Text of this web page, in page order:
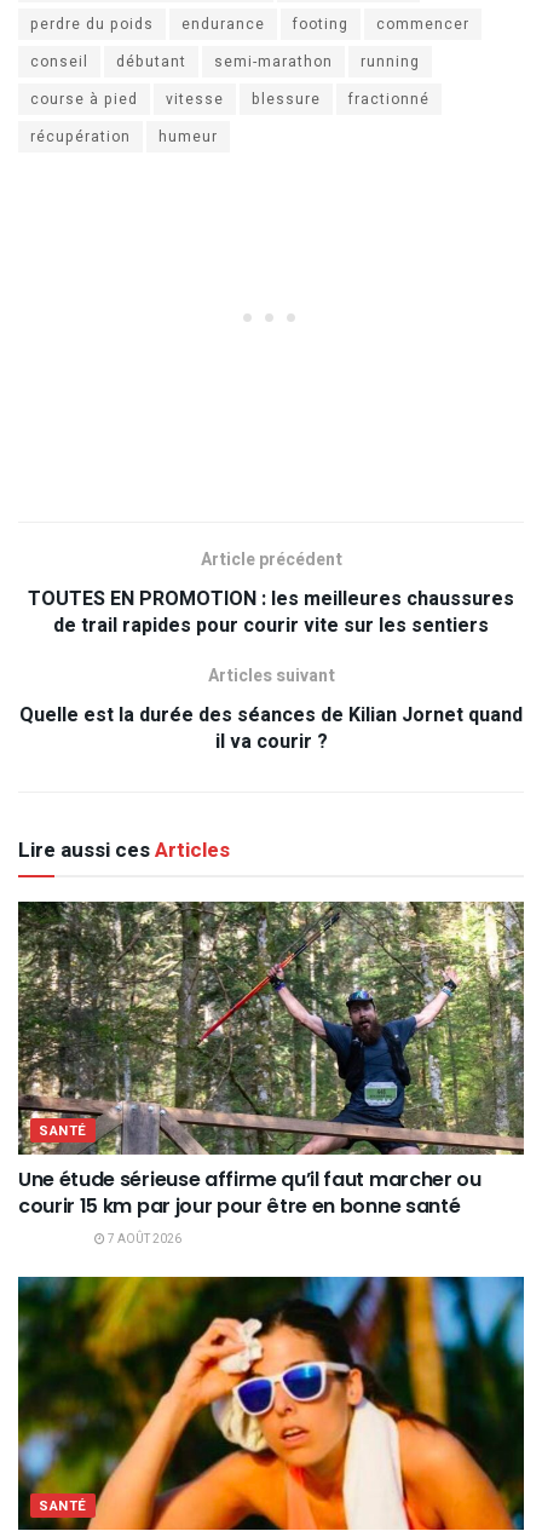
perdre du poids
endurance footing
commencer
conseil
débutant semi-marathon
running
course à pied
vitesse blessure
fractionné
récupération
humeur
Article précédent
TOUTES EN PROMOTION : les meilleures chaussures
de trail rapides pour courir vite sur les sentiers
Articles suivant
Quelle est la durée des séances de Kilian Jornet quand
il va courir ?
Lire aussi cesArticles
SANTÉ
Une étude sérieuse affirme qu’il faut marcher ou
courir 15 km par jour pour être en bonne santé
7 AOÛT 2026
SANTÉ